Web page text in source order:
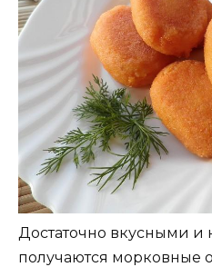
Достаточно вкусными
получаются морковные